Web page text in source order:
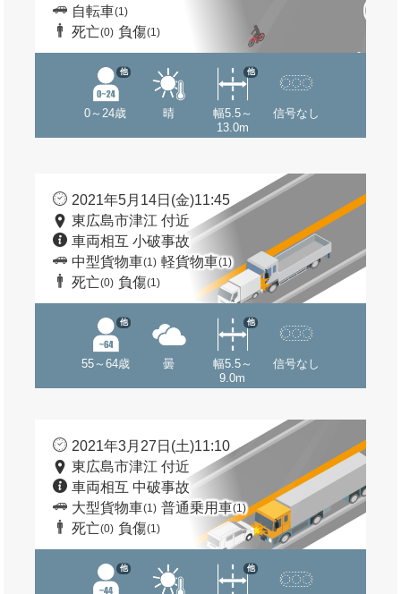
自転車(1)
死亡(0) 負傷(1)
0～24歳
他
晴
幅5.5～
13.0m
他
信号なし
2021年5月14日(金)11:45
東広島市津江 付近
車両相互 小破事故
中型貨物車(1) 軽貨物車(1)
死亡(0) 負傷(1)
55～64歳
他
曇
幅5.5～
9.0m
他
信号なし
2021年3月27日(土)11:10
東広島市津江 付近
車両相互 中破事故
大型貨物車(1) 普通乗用車(1)
死亡(0) 負傷(1)
他 他